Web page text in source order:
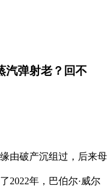
汽弹射老？回不
由破产沉组过，后来母
2022年，巴伯尔·威尔